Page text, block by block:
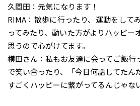
久間田：元気になります！
RIMA：散歩に行ったり、運動をして
ってみたり、動いた方がよりハッピー
思うので心がけてます。
横田さん：私もお友達に会ってご飯行
で笑い合ったり、「今日何話してたん
すごくハッピーに繋がってるんじゃな